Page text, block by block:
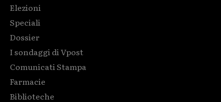
Elezioni
Speciali
Dossier
I sondaggi di Vpost
Comunicati Stampa
Farmacie
Biblioteche